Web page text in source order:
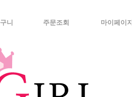
니 주문조회 마이페이지